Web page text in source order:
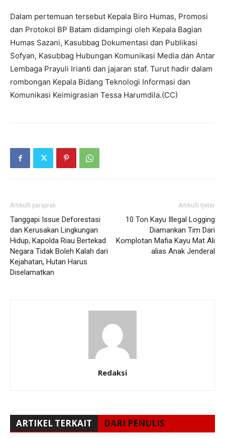
Dalam pertemuan tersebut Kepala Biro Humas, Promosi
dan Protokol BP Batam didampingi oleh Kepala Bagian
Humas Sazani, Kasubbag Dokumentasi dan Publikasi
Sofyan, Kasubbag Hubungan Komunikasi Media dan Antar
Lembaga Prayuli Irianti dan jajaran staf. Turut hadir dalam
rombongan Kepala Bidang Teknologi Informasi dan
Komunikasi Keimigrasian Tessa Harumdila.(CC)
Artikulli paraprak
Tanggapi Issue Deforestasi
dan Kerusakan Lingkungan
Hidup, Kapolda Riau Bertekad
Negara Tidak Boleh Kalah dari
Kejahatan, Hutan Harus
Diselamatkan
Artikulli tjetër
10 Ton Kayu Illegal Logging
Diamankan Tim Dari
Komplotan Mafia Kayu Mat Ali
alias Anak Jenderal
Redaksi
ARTIKEL TERKAIT DARI PENULIS